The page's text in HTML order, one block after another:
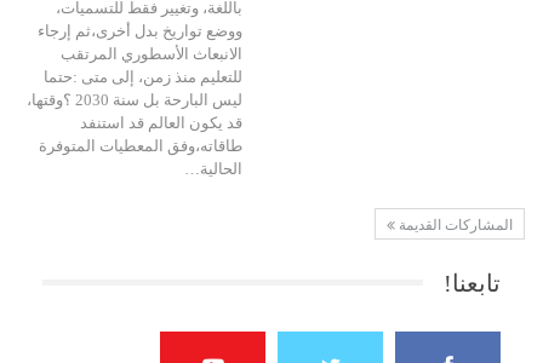
باللغة، وتغيير فقط للتسميات،
ووضع تواريخ بدل أخرى،ثم إرجاء
الانبعاث الأسطوري المرتقب
للتعليم منذ زمن، إلى متى :حتما
ليس البارحة بل سنة 2030 ؟وقتها،
قد يكون العالم قد استنفد
طاقاته،وفق المعطيات المتوفرة
الحالية…
المشاركات القديمة
تابعنا!